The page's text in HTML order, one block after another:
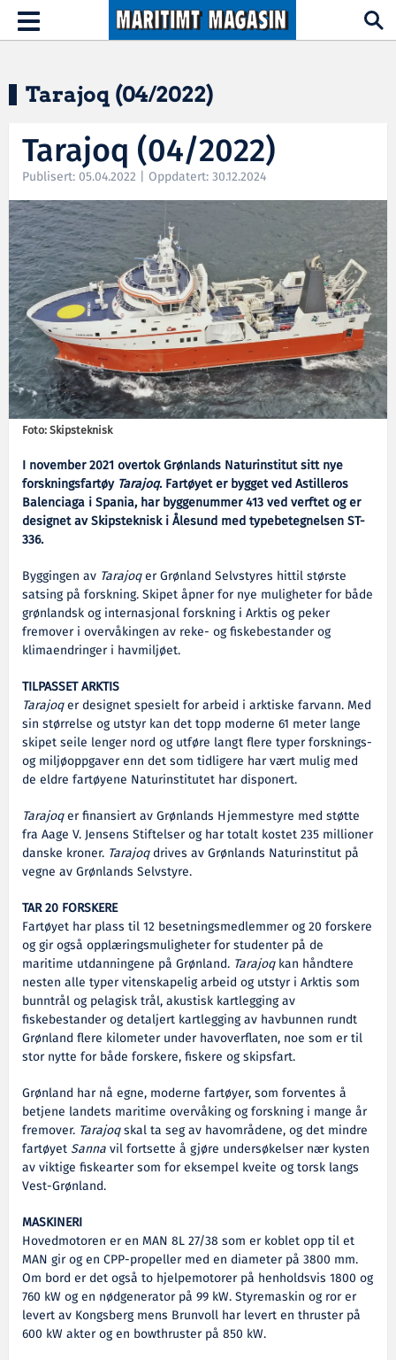
Hopp til hovedinnhold
Toggle
navigation
Tarajoq (04/2022)
Tarajoq (04/2022)
Publisert: 05.04.2022 | Oppdatert: 30.12.2024
Foto: Skipsteknisk
I november 2021 overtok Grønlands Naturinstitut sitt nye
forskningsfartøy Tarajoq. Fartøyet er bygget ved Astilleros
Balenciaga i Spania, har byggenummer 413 ved verftet og er
designet av Skipsteknisk i Ålesund med typebetegnelsen ST-
336.
Byggingen av Tarajoqer Grønland Selvstyres hittil største
satsing på forskning. Skipet åpner for nye muligheter for både
grønlandsk og internasjonal forskning i Arktis og peker
fremover i overvåkingen av reke- og fiskebestander og
klimaendringer i havmiljøet.
TILPASSET ARKTIS
Tarajoqer designet spesielt for arbeid i arktiske farvann. Med
sin størrelse og utstyr kan det topp moderne 61 meter lange
skipet seile lenger nord og utføre langt flere typer forsknings-
og miljøoppgaver enn det som tidligere har vært mulig med
de eldre fartøyene Naturinstitutet har disponert.
Tarajoqer finansiert av Grønlands Hjemmestyre med støtte
fra Aage V. Jensens Stiftelser og har totalt kostet 235 millioner
danske kroner. Tarajoqdrives av Grønlands Naturinstitut på
vegne av Grønlands Selvstyre.
TAR 20 FORSKERE
Fartøyet har plass til 12 besetningsmedlemmer og 20 forskere
og gir også opplæringsmuligheter for studenter på de
maritime utdanningene på Grønland. Tarajoqkan håndtere
nesten alle typer vitenskapelig arbeid og utstyr i Arktis som
bunntrål og pelagisk trål, akustisk kartlegging av
fiskebestander og detaljert kartlegging av havbunnen rundt
Grønland flere kilometer under havoverflaten, noe som er til
stor nytte for både forskere, fiskere og skipsfart.
Grønland har nå egne, moderne fartøyer, som forventes å
betjene landets maritime overvåking og forskning i mange år
fremover. Tarajoqskal ta seg av havområdene, og det mindre
fartøyet Sannavil fortsette å gjøre undersøkelser nær kysten
av viktige fiskearter som for eksempel kveite og torsk langs
Vest-Grønland.
MASKINERI
Hovedmotoren er en MAN 8L 27/38 som er koblet opp til et
MAN gir og en CPP-propeller med en diameter på 3800 mm.
Om bord er det også to hjelpemotorer på henholdsvis 1800 og
760 kW og en nødgenerator på 99 kW. Styremaskin og ror er
levert av Kongsberg mens Brunvoll har levert en thruster på
600 kW akter og en bowthruster på 850 kW.